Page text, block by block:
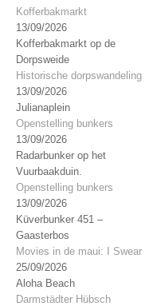
Kofferbakmarkt
13/09/2026
Kofferbakmarkt op de
Dorpsweide
Historische dorpswandeling
13/09/2026
Julianaplein
Openstelling bunkers
13/09/2026
Radarbunker op het
Vuurbaakduin.
Openstelling bunkers
13/09/2026
Küverbunker 451 –
Gaasterbos
Movies in de maui: I Swear
25/09/2026
Aloha Beach
Darmstädter Hübsch